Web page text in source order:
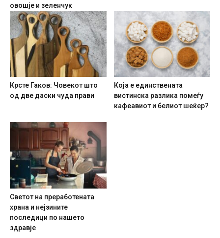
овошје и зеленчук
Крсте Гаков: Човекот што
од две даски чуда прави
Која е единствената
вистинска разлика помеѓу
кафеавиот и белиот шеќер?
Светот на преработената
храна и нејзините
последици по нашето
здравје